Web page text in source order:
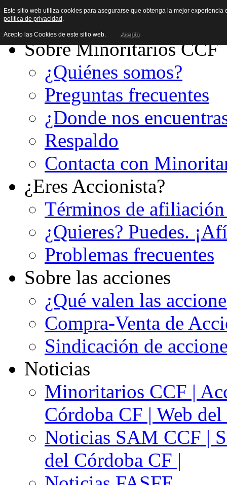
Sobre Minoritarios CCF
¿Quiénes somos?
Preguntas frecuentes
¿Donde nos
Respaldo
Contacta con
¿Eres Accionista?
Términos de
¿Quieres? Puedes.
Problemas frecuentes
Sobre las acciones
¿Qué valen las
Compra-Venta de
Sindicación de
Noticias
Minoritarios CCF |
Córdoba CF | Web
Noticias SAM CCF |
del Córdoba CF |
Este sitio web utiliza cookies para asegurarse que obtenga la mejor
política de privacidad .
Acepto las Cookies de este sitio web. Acepto